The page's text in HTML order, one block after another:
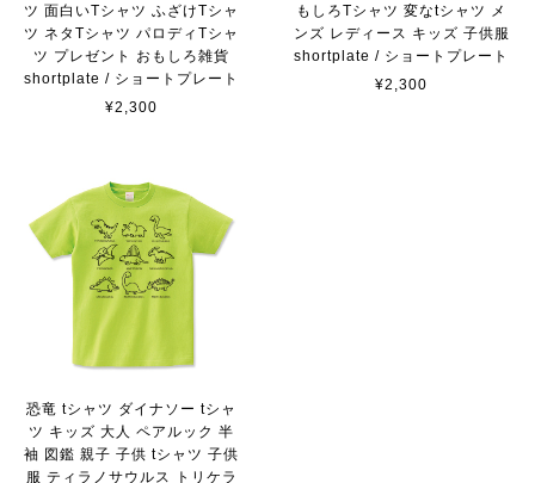
ツ 面白いTシャツ ふざけTシャ
ツ ネタTシャツ パロディTシャ
ツ プレゼント おもしろ雑貨
shortplate / ショートプレート
¥2,300
もしろTシャツ 変なtシャツ メ
ンズ レディース キッズ 子供服
shortplate / ショートプレート
¥2,300
恐竜 tシャツ ダイナソー tシャ
ツ キッズ 大人 ペアルック 半
袖 図鑑 親子 子供 tシャツ 子供
服 ティラノサウルス トリケラ